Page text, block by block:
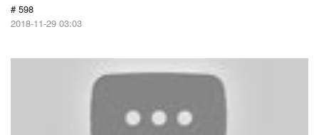
# 598
2018-11-29 03:03